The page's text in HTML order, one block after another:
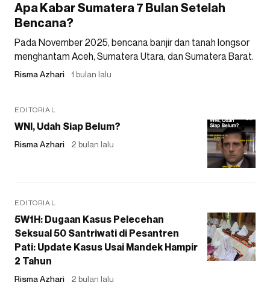
Apa Kabar Sumatera 7 Bulan Setelah
Bencana?
Pada November 2025, bencana banjir dan tanah longsor
menghantam Aceh, Sumatera Utara, dan Sumatera Barat.
Risma Azhari 1 bulan lalu
EDITORIAL
WNI, Udah Siap Belum?
Risma Azhari 2 bulan lalu
EDITORIAL
5W1H: Dugaan Kasus Pelecehan
Seksual 50 Santriwati di Pesantren
Pati: Update Kasus Usai Mandek Hampir
2 Tahun
Risma Azhari 2 bulan lalu